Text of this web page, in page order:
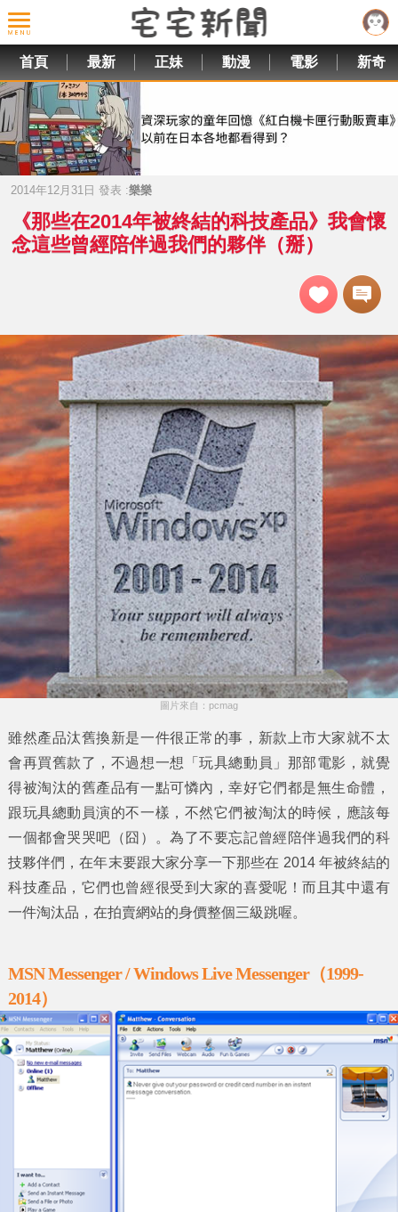
首頁 最新 正妹 動漫 電影 新奇
2014年12月31日 發表 :樂樂
《那些在2014年被終結的科技產品》我會懷
念這些曾經陪伴過我們的夥伴（掰）
圖片來自：pcmag
雖然產品汰舊換新是一件很正常的事，新款上市大家就不太
會再買舊款了，不過想一想「玩具總動員」那部電影，就覺
得被淘汰的舊產品有一點可憐內，幸好它們都是無生命體，
跟玩具總動員演的不一樣，不然它們被淘汰的時候，應該每
一個都會哭哭吧（囧）。為了不要忘記曾經陪伴過我們的科
技夥伴們，在年末要跟大家分享一下那些在 2014 年被終結的
科技產品 ，它們也曾經很受到大家的喜愛呢！而且其中還有
一件淘汰品，在拍賣網站的身價整個三級跳喔。
MSN Messenger / Windows Live Messenger（1999-
2014）